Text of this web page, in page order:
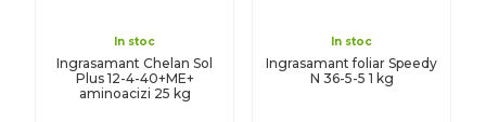
In stoc
Ingrasamant Chelan Sol
Plus 12-4-40+ME+
aminoacizi 25 kg
In stoc
Ingrasamant foliar Speedy
N 36-5-5 1 kg